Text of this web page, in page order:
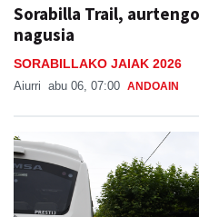
Sorabilla Trail,
nagusia
SORABILLAKO JAIAK 2026
Aiurri abu 06, 07:00 ANDOAIN